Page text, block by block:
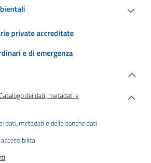
private accreditate
e di emergenza
dei dati, metadati e
dati, metadati e delle banche dati